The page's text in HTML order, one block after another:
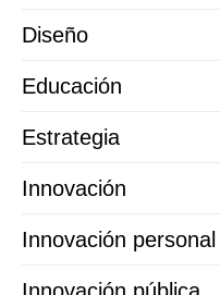
Diseño
Educación
Estrategia
Innovación
Innovación personal